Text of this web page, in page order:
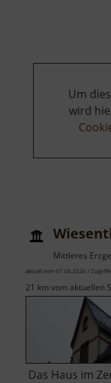
Um
wird
Mittleres
aktuell vom 07.06.2026 /
21 km vom aktuellen
Das Haus im